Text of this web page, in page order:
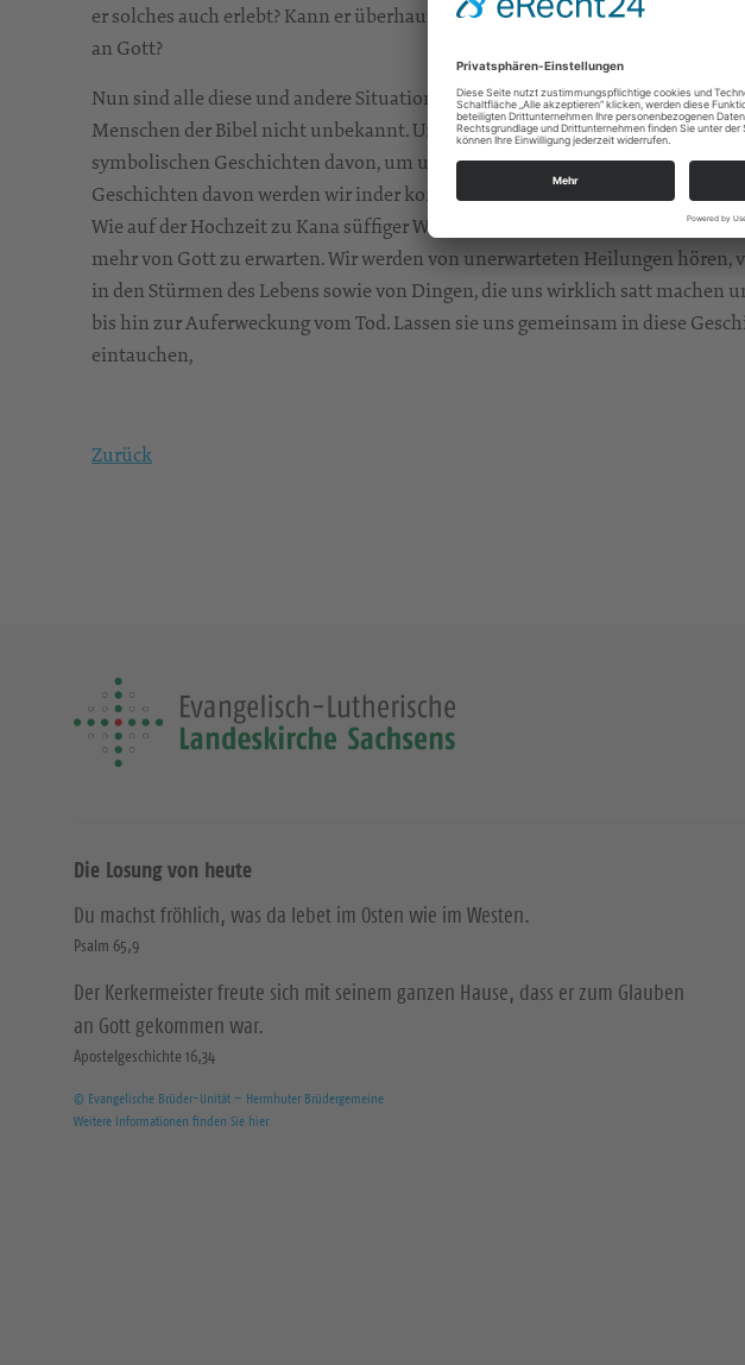
er solches auch erlebt? Kann er überhaupt etwas dafür tun? Welche Rolle
an Gott?
Nun sind alle diese und andere Situationen sowie Fragen, wie eben hier
Menschen der Bibel nicht unbekannt. Unermüdlich erzählt sie in vielen
symbolischen Geschichten davon, um uns Mut zu machen, uns danach
Geschichten davon werden wir inder kommenden Bibelwoche aufgreifen. Sie
Wie auf der Hochzeit zu Kana süffiger Wein in Strömen fließt und das
mehr von Gott zu erwarten. Wir werden von unerwarteten Heilungen hören,
in den Stürmen des Lebens sowie von Dingen, die uns wirklich satt machen
bis hin zur Auferweckung vom Tod. Lassen sie uns gemeinsam in diese
eintauchen,
Zurück
Die Losung von heute
Du machst fröhlich, was da lebet im Osten wie im Westen.
Psalm 65,9
Der Kerkermeister freute sich mit seinem ganzen Hause, dass er zum Glauben
an Gott gekommen war.
Apostelgeschichte 16,34
© Evangelische Brüder-Unität – Herrnhuter Brüdergemeine
Weitere Informationen finden Sie hier